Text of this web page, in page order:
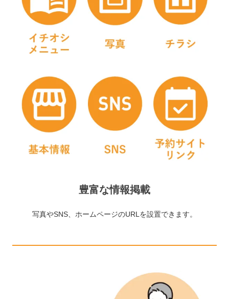
豊富な情報掲載
写真やSNS、ホームページのURLを設置できます。